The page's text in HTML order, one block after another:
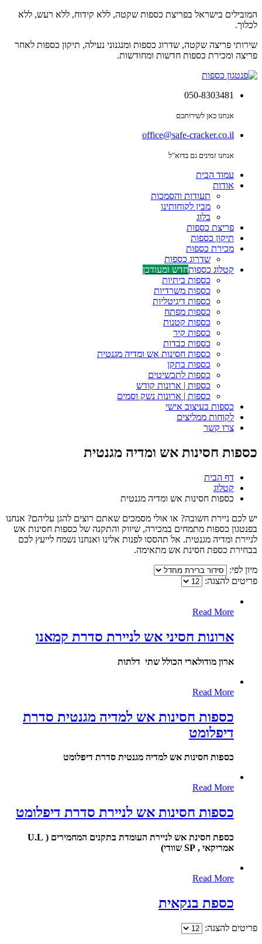
המובילים בישראל בפריצת כספות שקטה, ללא קידוח, ללא רעש, ללא
לכלוך.
שירותי פריצה שקטה, שדרוג כספות ומנגנוני נעילה, תיקון כספות לאחר
פריצה ומכירת כספות חדשות ומחודשות.
050-8303481
אנחנו כאן לשירותכם
office@safe-cracker.co.il
אנחנו זמינים גם בדוא"ל
עמוד הבית
אודות
תעודות והסמכות
מבין לקוחותינו
בלוג
פריצת כספות
תיקון כספות
מכירת כספות
שדרוג כספות
קטלוג כספותחדש ומעודכן
כספות ביתיות
כספות משרדיות
כספות דיגיטליות
כספות מפתח
כספות קטנות
כספות קיר
כספות כבדות
כספות חסינות אש ומדיה מגנטית
כספות בתקן
כספות לתכשיטים
כספות | ארונות קודש
כספות | ארונות נשק וסמים
כספות בעיצוב אישי
לקוחות ממליצים
צרו קשר
כספות חסינות אש ומדיה מגנטית
דף הבית
קטלוג
כספות חסינות אש ומדיה מגנטית
יש לכם ניירת חשובה? או אולי מסמכים שאתם רוצים להגן עליהם? אנחנו
בפנטגון כספות מתמחים במכירה, שיווק והתקנה של כספות חסינות אש
לניירת ומדיה מגנטית. אל תהססו לפנות אלינו ואנחנו נשמח לייעץ לכם
בבחירת כספת חסינת אש מתאימה.
מיון לפי:
פריטים להצגה:
Read More
ארונות חסיני אש לניירת סדרת קמאנו
ארון מודולארי הכולל שתי דלתות
Read More
כספות חסינות אש למדיה מגנטית סדרת
דיפלומט
כספות חסינות אש למדיה מגנטית סדרת דיפלומט
Read More
כספות חסינות אש לניירת סדרת דיפלומט
כספת חסינת אש לניירת העומדת בתקנים המחמירים ( U.L
אמריקאי , SP שוודי)
Read More
כספת בנקאית
פריטים להצגה: